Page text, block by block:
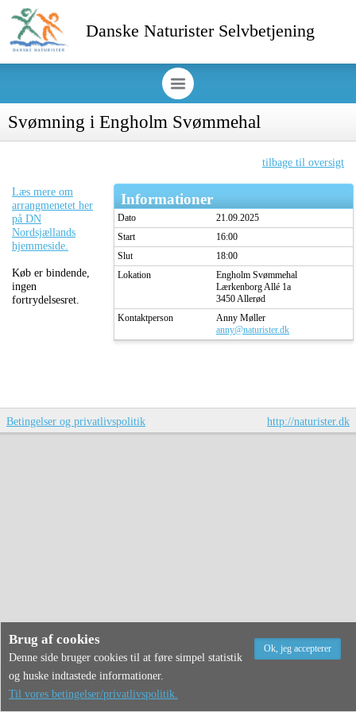
Danske Naturister Selvbetjening
Svømning i Engholm Svømmehal
tilbage til oversigt
Informationer
Dato
21.09.2025
Start
16:00
Slut
18:00
Lokation
Engholm Svømmehal
Lærkenborg Allé 1a
3450 Allerød
Kontaktperson
Anny Møller
anny@naturister.dk
Læs mere om
arrangmenetet her
på DN
Nordsjællands
hjemmeside.
Køb er bindende,
ingen
fortrydelsesret.
Betingelser og privatlivspolitik http://naturister.dk
Brug af cookies
Denne side bruger cookies til at føre simpel statistik
og huske indtastede informationer.
Til vores betingelser/privatlivspolitik.